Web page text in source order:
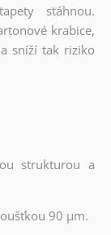
stáhnou.
krabice,
sníží tak riziko
strukturou a
90 µm.